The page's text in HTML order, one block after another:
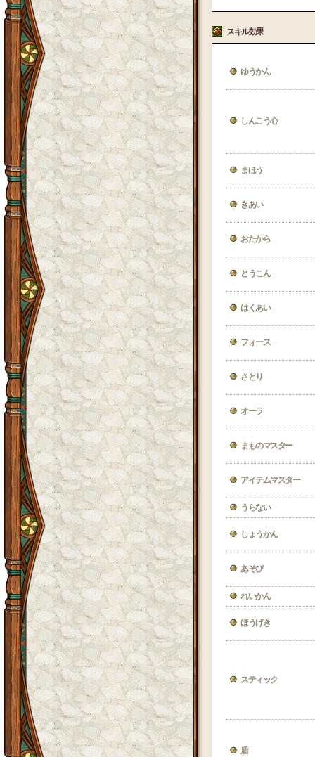
スキル効果
ゆうかん
しんこう心
まほう
きあい
おたから
とうこん
はくあい
フォース
さとり
オーラ
まものマスター
アイテムマスター
うらない
しょうかん
あそび
れいかん
ほうげき
スティック
盾